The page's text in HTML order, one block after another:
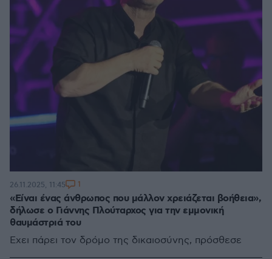
«Είναι ένας άνθρωπος που μάλλον χρειάζεται βοήθεια»,
δήλωσε ο Γιάννης Πλούταρχος για την εμμονική
θαυμάστριά του
Έχει πάρει τον δρόμο της δικαιοσύνης, πρόσθεσε
26.11.2025, 11:45 1